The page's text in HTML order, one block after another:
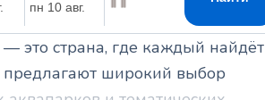
это страна, где каждый найдёт
предлагают широкий выбор